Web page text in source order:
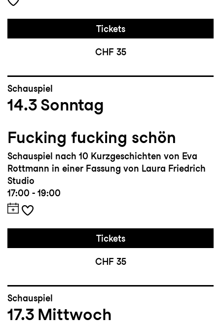
Tickets
CHF 35
Schauspiel
14.3 Sonntag
Fucking fucking schön
Schauspiel nach 10 Kurzgeschichten von Eva
Rottmann in einer Fassung von Laura Friedrich
Studio
17:00 - 19:00
Tickets
CHF 35
Schauspiel
17.3 Mittwoch